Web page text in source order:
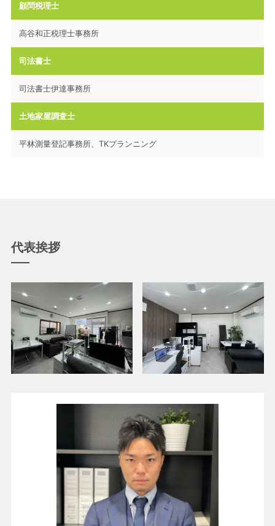
顧問税理士
高谷和正税理士事務所
司法書士
司法書士伊達事務所
土地家屋調査士
平林測量登記事務所、TKプランニング
代表挨拶